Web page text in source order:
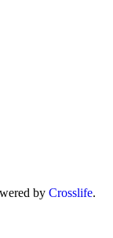
by Crosslife.